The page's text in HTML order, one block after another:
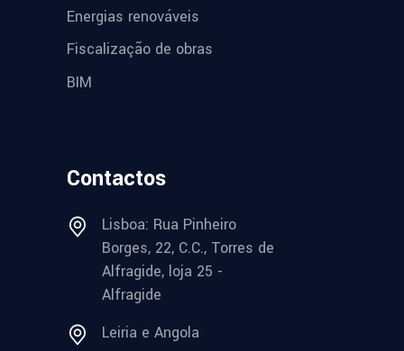
Energias renováveis
Fiscalização de obras
BIM
Contactos
Lisboa: Rua Pinheiro
Borges, 22, C.C., Torres de
Alfragide, loja 25 -
Alfragide
Leiria e Angola